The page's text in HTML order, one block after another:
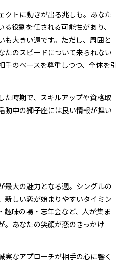
クトに動きが出る兆しも。あなた
役割を任される可能性があり、
も大きい週です。ただし、周囲と
たのスピードについて来られない
手のペースを尊重しつつ、全体を引
た時期で、スキルアップや資格取
中の獅子座には良い情報が舞い
最大の魅力となる週。シングルの
新しい恋が始まりやすいタイミン
趣味の場・忘年会など、人が集ま
。あなたの笑顔が恋のきっかけ
実なアプローチが相手の心に響く